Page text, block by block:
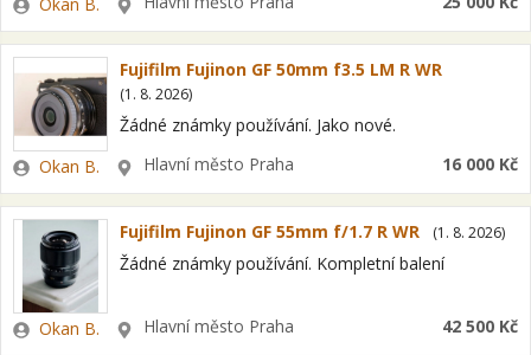
Fujifilm Fujinon GF 50mm f3.5 LM R WR
(1. 8. 2026)
Žádné známky používání. Jako nové.
Zadavatel
Okan B. LokalitaHlavní město Praha 16 000 Kč
Fujifilm Fujinon GF 55mm f/1.7 R WR (1. 8. 2026)
Žádné známky používání. Kompletní balení
Zadavatel
Okan B. LokalitaHlavní město Praha 42 500 Kč